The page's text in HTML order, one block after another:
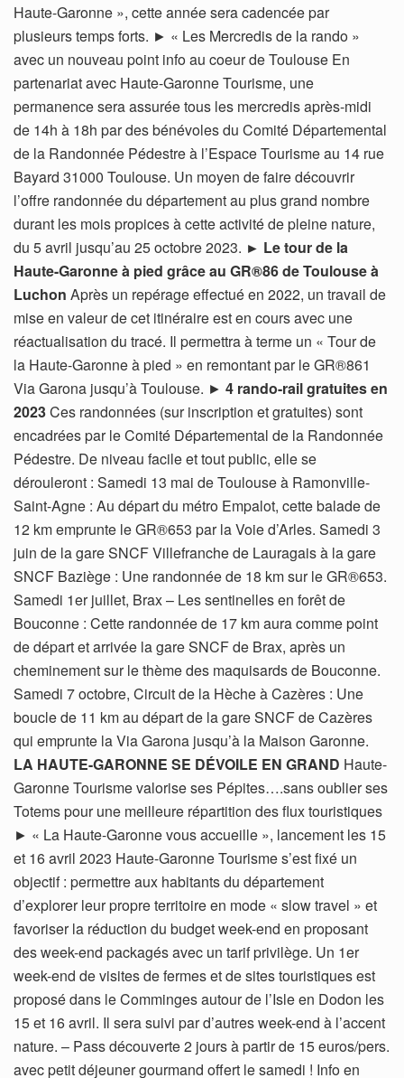
Haute-Garonne », cette année sera cadencée par
plusieurs temps forts. ► « Les Mercredis de la rando »
avec un nouveau point info au coeur de Toulouse En
partenariat avec Haute-Garonne Tourisme, une
permanence sera assurée tous les mercredis après-midi
de 14h à 18h par des bénévoles du Comité Départemental
de la Randonnée Pédestre à l’Espace Tourisme au 14 rue
Bayard 31000 Toulouse. Un moyen de faire découvrir
l’offre randonnée du département au plus grand nombre
durant les mois propices à cette activité de pleine nature,
du 5 avril jusqu’au 25 octobre 2023. ► Le tour de la
Haute-Garonne à pied grâce au GR®86 de Toulouse à
Luchon Après un repérage effectué en 2022, un travail de
mise en valeur de cet itinéraire est en cours avec une
réactualisation du tracé. Il permettra à terme un « Tour de
la Haute-Garonne à pied » en remontant par le GR®861
Via Garona jusqu’à Toulouse. ► 4 rando-rail gratuites en
2023Ces randonnées (sur inscription et gratuites) sont
encadrées par le Comité Départemental de la Randonnée
Pédestre. De niveau facile et tout public, elle se
dérouleront : Samedi 13 mai de Toulouse à Ramonville-
Saint-Agne : Au départ du métro Empalot, cette balade de
12 km emprunte le GR®653 par la Voie d’Arles. Samedi 3
juin de la gare SNCF Villefranche de Lauragais à la gare
SNCF Baziège : Une randonnée de 18 km sur le GR®653.
Samedi 1er juillet, Brax – Les sentinelles en forêt de
Bouconne : Cette randonnée de 17 km aura comme point
de départ et arrivée la gare SNCF de Brax, après un
cheminement sur le thème des maquisards de Bouconne.
Samedi 7 octobre, Circuit de la Hèche à Cazères : Une
boucle de 11 km au départ de la gare SNCF de Cazères
qui emprunte la Via Garona jusqu’à la Maison Garonne.
LA HAUTE-GARONNE SE DÉVOILE EN GRAND Haute-
Garonne Tourisme valorise ses Pépites….sans oublier ses
Totems pour une meilleure répartition des flux touristiques
► « La Haute-Garonne vous accueille », lancement les 15
et 16 avril 2023 Haute-Garonne Tourisme s’est fixé un
objectif : permettre aux habitants du département
d’explorer leur propre territoire en mode « slow travel » et
favoriser la réduction du budget week-end en proposant
des week-end packagés avec un tarif privilège. Un 1er
week-end de visites de fermes et de sites touristiques est
proposé dans le Comminges autour de l’Isle en Dodon les
15 et 16 avril. Il sera suivi par d’autres week-end à l’accent
nature. – Pass découverte 2 jours à partir de 15 euros/pers.
avec petit déjeuner gourmand offert le samedi ! Info en